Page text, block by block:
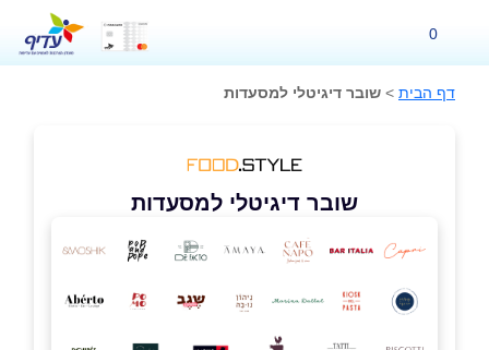
0
דף הבית > שובר דיגיטלי למסעדות
שובר דיגיטלי למסעדות